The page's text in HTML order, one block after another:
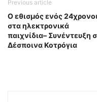
Previous article
Ο εθισμός ενός
στα ηλεκτρονικά
παιχνίδια– Συνέντευξη
Δέσποινα Κοτρόγια